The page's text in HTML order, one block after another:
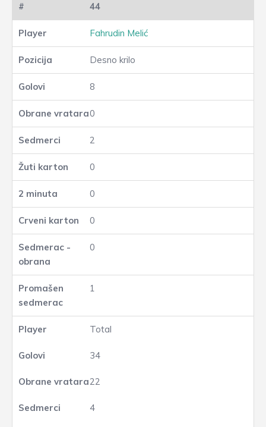
44
Fahrudin Melić
Desno krilo
8
0
2
0
0
0
0
1
Total
34
22
4